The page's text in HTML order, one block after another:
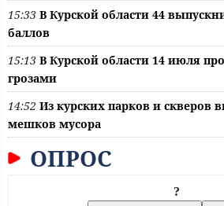
15:33 В Курской области 44
баллов
15:13 В Курской области 14 июля
грозами
14:52 Из курских парков и скверов
мешков мусора
ОПРОС
?